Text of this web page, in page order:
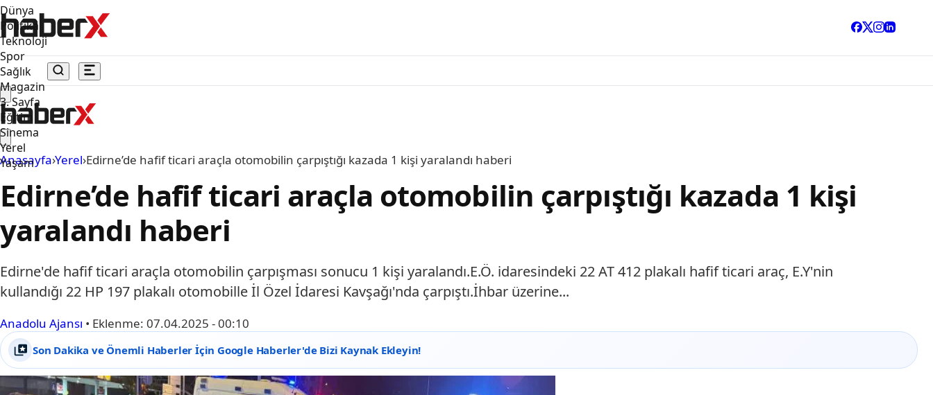
Dünya
Politika
Teknoloji
Spor
Sağlık
Magazin
3. Sayfa
Eğitim
Sinema
Yerel
Yaşam
Anasayfa›Yerel›Edirne’de hafif ticari araçla otomobilin çarpıştığı kazada 1 kişi yaralandı haberi
Edirne’de hafif ticari araçla otomobilin çarpıştığı kazada 1 kişi
yaralandı haberi
Edirne'de hafif ticari araçla otomobilin çarpışması sonucu 1 kişi yaralandı.E.Ö. idaresindeki 22 AT 412 plakalı hafif ticari araç, E.Y'nin
kullandığı 22 HP 197 plakalı otomobille İl Özel İdaresi Kavşağı'nda çarpıştı.İhbar üzerine...
Anadolu Ajansı • Eklenme: 07.04.2025 - 00:10
Son Dakika ve Önemli Haberler İçin Google Haberler'de Bizi Kaynak Ekleyin!